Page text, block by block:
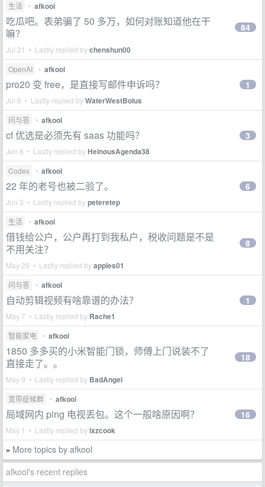
生活 • afkool
吃瓜吧。表弟骗了 50 多万，如何对账知道他在干
嘛？
Jul 21 • Lastly replied bychenshun00
84
OpenAI • afkool
pro20 变 free，是直接写邮件申诉吗？
Jul 6 • Lastly replied byWaterWestBolus
1
问与答 • afkool
cf 优选是必须先有 saas 功能吗？
Jun 8 • Lastly replied byHeinousAgenda38
3
Codex • afkool
22 年的老号也被二验了。
Jun 3 • Lastly replied bypeteretep
6
生活 • afkool
借钱给公户，公户再打到我私户，税收问题是不是
不用关注？
May 29 • Lastly replied byapples01
8
问与答 • afkool
自动剪辑视频有啥靠谱的办法？
May 7 • Lastly replied by Rache1
1
智能家电 • afkool
1850 多多买的小米智能门锁，师傅上门说装不了
直接走了。。
May 9 • Lastly replied by BadAngel
18
宽带症候群 • afkool
局域网内 ping 电视丢包。这个一般啥原因啊？
May 1 • Lastly replied bylxzcook
16
» More topics by afkool
afkool's recent replies